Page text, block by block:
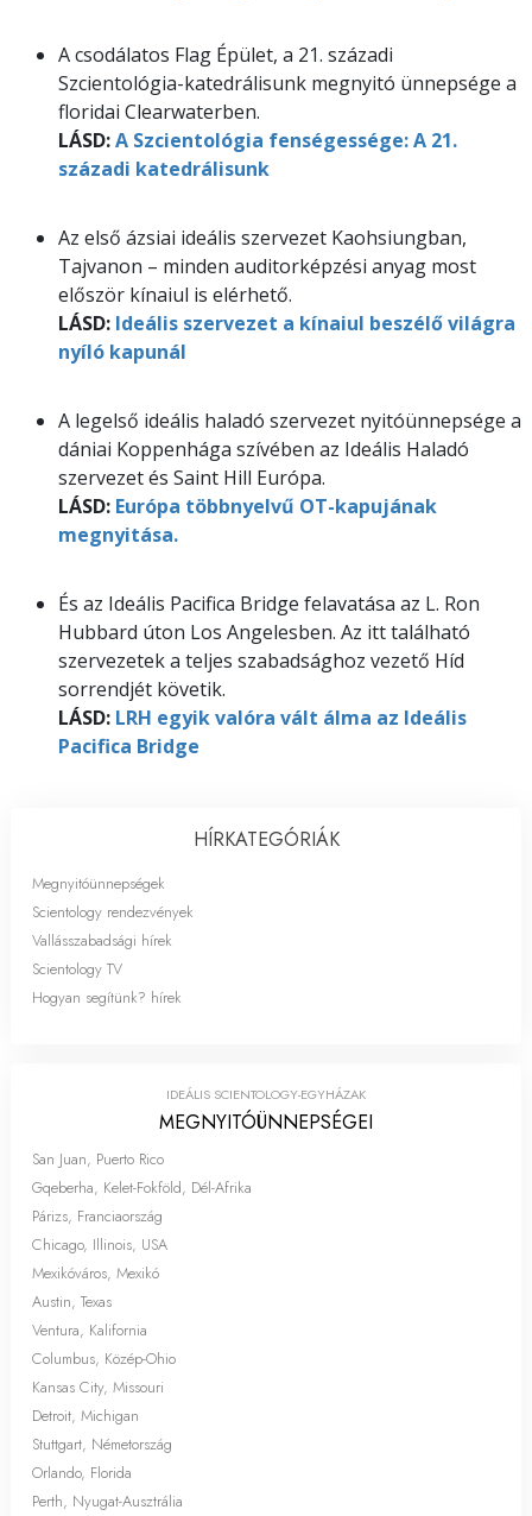
A csodálatos Flag Épület, a 21. századi
Szcientológia-katedrálisunk megnyitó ünnepsége a
floridai Clearwaterben.
LÁSD:A Szcientológia fenségessége: A 21.
századi katedrálisunk
Az első ázsiai ideális szervezet Kaohsiungban,
Tajvanon – minden auditorképzési anyag most
először kínaiul is elérhető.
LÁSD: Ideális szervezet a kínaiul beszélő világra
nyíló kapunál
A legelső ideális haladó szervezet nyitóünnepsége a
dániai Koppenhága szívében az Ideális Haladó
szervezet és Saint Hill Európa.
LÁSD: Európa többnyelvű OT-kapujának
megnyitása.
És az Ideális Pacifica Bridge felavatása az L. Ron
Hubbard úton Los Angelesben. Az itt található
szervezetek a teljes szabadsághoz vezető Híd
sorrendjét követik.
LÁSD: LRH egyik valóra vált álma az Ideális
Pacifica Bridge
HÍRKATEGÓRIÁK
Megnyitóünnepségek
Scientology rendezvények
Vallásszabadsági hírek
Scientology TV
Hogyan segítünk? hírek
IDEÁLIS SCIENTOLOGY-EGYHÁZAK
MEGNYITÓ­ÜNNEPSÉGEI
San Juan, Puerto Rico
Gqeberha, Kelet-Fokföld, Dél-Afrika
Párizs, Franciaország
Chicago, Illinois, USA
Mexikóváros, Mexikó
Austin, Texas
Ventura, Kalifornia
Columbus, Közép-Ohio
Kansas City, Missouri
Detroit, Michigan
Stuttgart, Németország
Orlando, Florida
Perth, Nyugat-Ausztrália